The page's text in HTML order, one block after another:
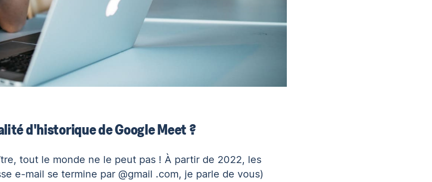
d'historique de Google Meet ?
tout le monde ne le peut pas ! À partir de 2022, les
e-mail se termine par @gmail .com, je parle de vous)